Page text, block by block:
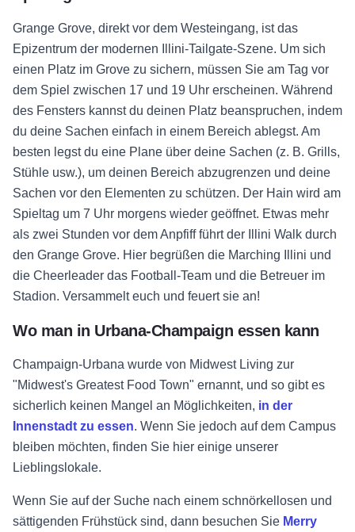
Grange Grove, direkt vor dem Westeingang, ist das
Epizentrum der modernen Illini-Tailgate-Szene. Um sich
einen Platz im Grove zu sichern, müssen Sie am Tag vor
dem Spiel zwischen 17 und 19 Uhr erscheinen. Während
des Fensters kannst du deinen Platz beanspruchen, indem
du deine Sachen einfach in einem Bereich ablegst. Am
besten legst du eine Plane über deine Sachen (z. B. Grills,
Stühle usw.), um deinen Bereich abzugrenzen und deine
Sachen vor den Elementen zu schützen. Der Hain wird am
Spieltag um 7 Uhr morgens wieder geöffnet. Etwas mehr
als zwei Stunden vor dem Anpfiff führt der Illini Walk durch
den Grange Grove. Hier begrüßen die Marching Illini und
die Cheerleader das Football-Team und die Betreuer im
Stadion. Versammelt euch und feuert sie an!
Wo man in Urbana-Champaign essen kann
Champaign-Urbana wurde von Midwest Living zur
"Midwest's Greatest Food Town" ernannt, und so gibt es
sicherlich keinen Mangel an Möglichkeiten, in der
Innenstadt zu essen. Wenn Sie jedoch auf dem Campus
bleiben möchten, finden Sie hier einige unserer
Lieblingslokale.
Wenn Sie auf der Suche nach einem schnörkellosen und
sättigenden Frühstück sind, dann besuchen Sie Merry